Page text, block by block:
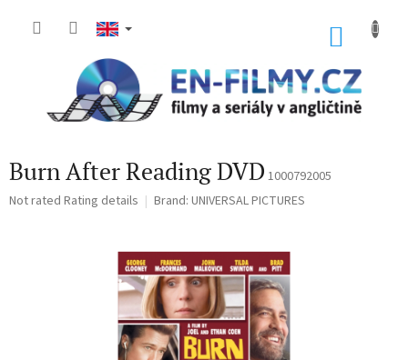
Burn After Reading DVD 1000792005
The
Not rated Rating details Brand: UNIVERSAL PICTURES